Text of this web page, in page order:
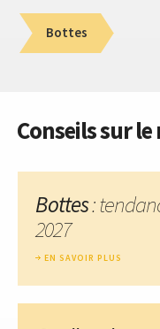
Bottes
Conseils sur
Bottes:
2027
EN SAVOIR PLUS